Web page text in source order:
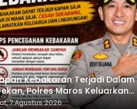
Kebakaran Terjadi Dalam
Polres Maros Keluarkan
kepada Masyarakat
7 Agustus 2026